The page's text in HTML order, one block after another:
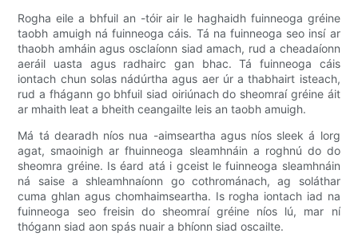
Rogha eile a bhfuil an -tóir air le haghaidh fuinneoga gréine
taobh amuigh ná fuinneoga cáis. Tá na fuinneoga seo insí ar
thaobh amháin agus osclaíonn siad amach, rud a cheadaíonn
aeráil uasta agus radhairc gan bhac. Tá fuinneoga cáis
iontach chun solas nádúrtha agus aer úr a thabhairt isteach,
rud a fhágann go bhfuil siad oiriúnach do sheomraí gréine áit
ar mhaith leat a bheith ceangailte leis an taobh amuigh.
Má tá dearadh níos nua -aimseartha agus níos sleek á lorg
agat, smaoinigh ar fhuinneoga sleamhnáin a roghnú do do
sheomra gréine. Is éard atá i gceist le fuinneoga sleamhnáin
ná saise a shleamhnaíonn go cothrománach, ag soláthar
cuma ghlan agus chomhaimseartha. Is rogha iontach iad na
fuinneoga seo freisin do sheomraí gréine níos lú, mar ní
thógann siad aon spás nuair a bhíonn siad oscailte.